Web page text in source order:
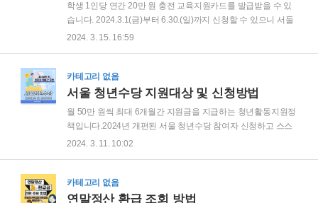
육지원카드를 발급받을 수 있습니다. 2024.3.1(금)부터 6.30.
(일)까지 신청할 수 있으니 서둘러 신청하시기 바랍니다. 대구
교육지원카드 신청방법 신청기간 2024.3.1( chocoahn.com
학생 1인당 연간 20만 원 충전 교육지원카드를 발급받을 수 있
습니다. 2024.3.1(금)부터 6.30.(일)까지 신청할 수 있으니 서둘
러 신청하시기 바랍니다. 대구 교육지원카드 신청방법 신청기
신청 시 본인 확인이 가능한 휴대전화 필요 ②방문 신청 주소지
읍 · 면 · 동 행정복지센터를 방문하여 신청서 작성 및 제출. * 발
(대구광역시 교육지원카드 홈페이지에서 직접 사용 등록) 2023
년 선정대상자는 자동신청되므로 올해 신청서를 제출하지 않아
도 됩니다. 2023년 선정자가 2024년에도 자격이 유지될 경우
기..
2024. 3. 15. 16:59
카테고리 없음
서울 청년수당 지원대상 및 신청방법
월 50만 원씩 최대 6개월간 지원금을 지급하는 청년활동지원정
책입니다.2024년 개편된 서울 청년수당 참여자 신청하고 스스
로 성장할 수 있는 한 해 보내시길 바랍니다. 서울 청년수당 신
16시 선정인원20,000명 내외 제출서류 ① 최종학력(고교 ‧ 대
학 ‧ 대학원) 졸업증명서(또는 수료증) 1부 (정부24에서 발급
2024. 3. 11. 10:02
카테고리 없음
연말정산 환급 조회 방법